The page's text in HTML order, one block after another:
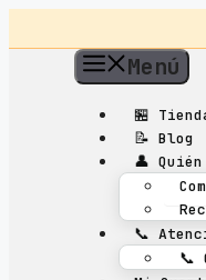
Menú
🏪
📝 Blog
👤 Quién
📞
📞